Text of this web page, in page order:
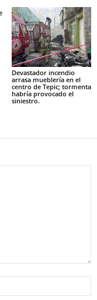
Devastador incendio
arrasa mueblería en el
centro de Tepic; tormenta
habría provocado el
siniestro.